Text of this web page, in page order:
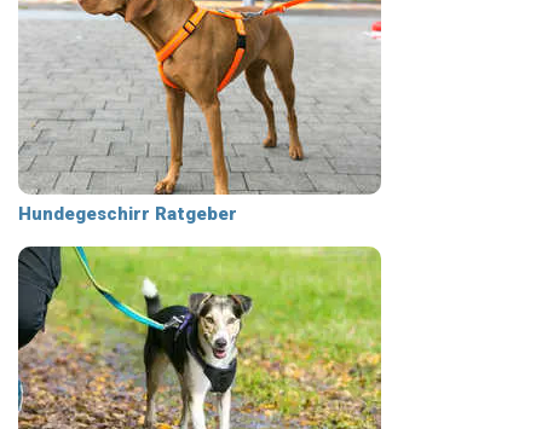
Hundegeschirr Ratgeber